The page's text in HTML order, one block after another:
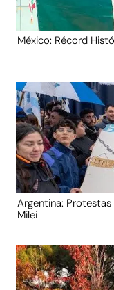
México: Récord
Argentina:
Milei